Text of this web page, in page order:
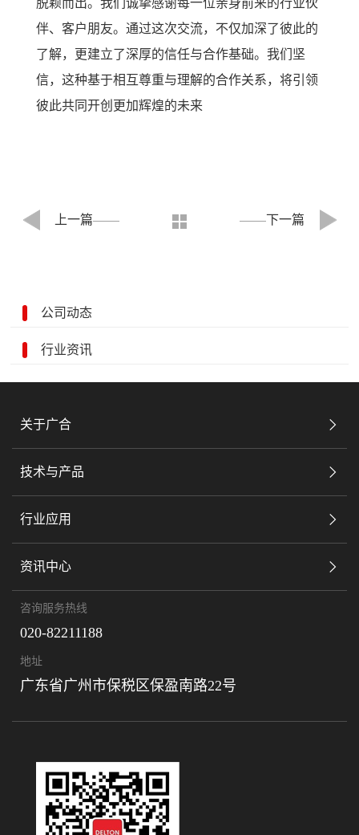
脱颖而出。我们诚挚感谢每一位亲身前来的行业伙
伴、客户朋友。通过这次交流，不仅加深了彼此的
了解，更建立了深厚的信任与合作基础。我们坚
信，这种基于相互尊重与理解的合作关系，将引领
彼此共同开创更加辉煌的未来
上一篇 下一篇
公司动态
行业资讯
关于广合
技术与产品
行业应用
资讯中心
咨询服务热线
020-82211188
地址
广东省广州市保税区保盈南路22号